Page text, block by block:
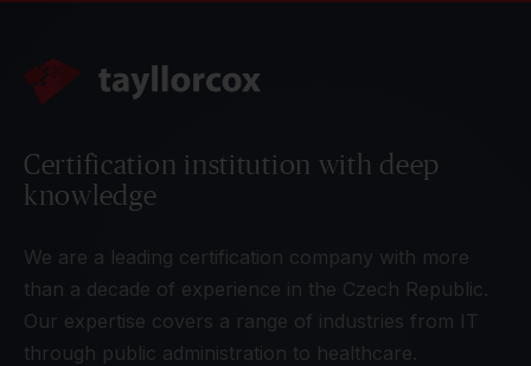
Certification institution with deep
knowledge
We are a leading certification company with more
than a decade of experience in the Czech Republic.
Our expertise covers a range of industries from IT
through public administration to healthcare.